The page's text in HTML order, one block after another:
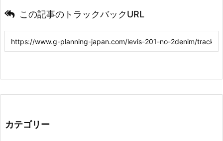
この記事のトラックバックURL
カテゴリー